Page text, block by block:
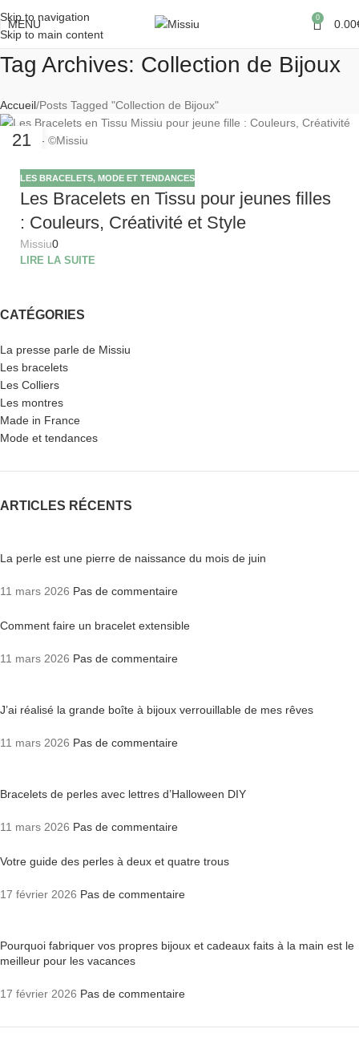
Skip to navigation
Skip to main content
MENU 0 0.00
Tag Archives: Collection de Bijoux
Accueil Posts Tagged "Collection de Bijoux"
21
LES BRACELETS, MODE ET TENDANCES
Les Bracelets en Tissu pour jeunes filles
: Couleurs, Créativité et Style
Missiu0
LIRE LA SUITE
CATÉGORIES
La presse parle de Missiu
Les bracelets
Les Colliers
Les montres
Made in France
Mode et tendances
ARTICLES RÉCENTS
La perle est une pierre de naissance du mois de juin
11 mars 2026 Pas de commentaire
Comment faire un bracelet extensible
11 mars 2026 Pas de commentaire
J’ai réalisé la grande boîte à bijoux verrouillable de mes rêves
11 mars 2026 Pas de commentaire
Bracelets de perles avec lettres d’Halloween DIY
11 mars 2026 Pas de commentaire
Votre guide des perles à deux et quatre trous
17 février 2026 Pas de commentaire
Pourquoi fabriquer vos propres bijoux et cadeaux faits à la main est le
meilleur pour les vacances
17 février 2026 Pas de commentaire